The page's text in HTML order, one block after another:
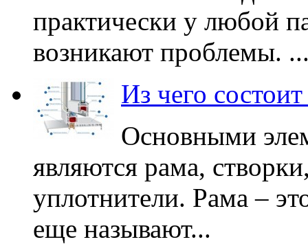
практически у любой
возникают проблемы.
Из чего
Основными
являются рама,
уплотнители. Рама –
еще называют...